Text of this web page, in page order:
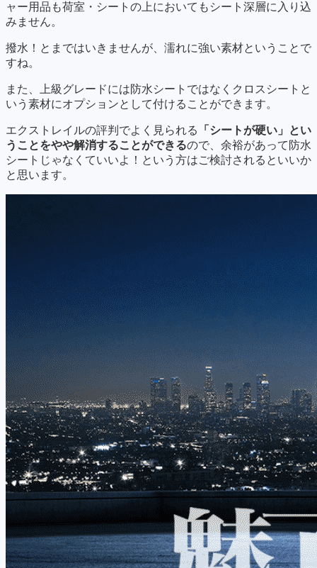
ャー用品も荷室・シートの上においてもシート深層に入り込
みません。
撥水！とまではいきませんが、濡れに強い素材ということで
すね。
また、上級グレードには防水シートではなくクロスシートと
いう素材にオプションとして付けることができます。
エクストレイルの評判でよく見られる
「シートが硬い」とい
うことをやや解消することができるので、余裕があって防水
シートじゃなくていいよ！という方はご検討されるといいか
と思います。